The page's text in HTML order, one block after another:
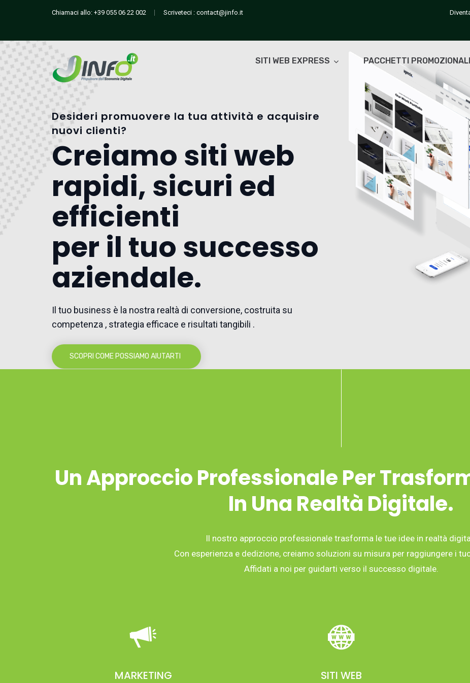
Chiamaci allo: +39 055 06 22 002 Scriveteci : contact@jinfo.it
SITI WEB EXPRESS PACCHETTI PROMOZIONALI
Desideri promuovere la tua attività e acquisire
nuovi clienti?
Creiamo siti web
rapidi, sicuri ed
efficienti
per il tuo successo
aziendale.
Il tuo business è la nostra realtà di conversione, costruita su
competenza , strategia efficace e risultati tangibili .
SCOPRI COME POSSIAMO AIUTARTI
Un Approccio Professionale Per
In Una Realtà Digitale.
Il nostro approccio professionale trasforma le tue idee in realtà
Con esperienza e dedizione, creiamo soluzioni su misura per raggiungere i
Affidati a noi per guidarti verso il successo digitale.
MARKETING SITI WEB